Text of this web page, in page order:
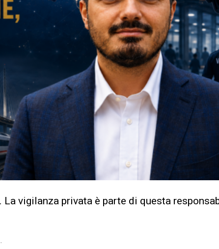
La vigilanza privata è parte di questa